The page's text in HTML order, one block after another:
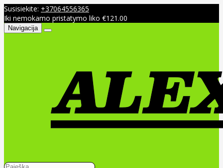
Susisiekite: +37064556365
Iki nemokamo pristatymo liko €121.00
Navigacija